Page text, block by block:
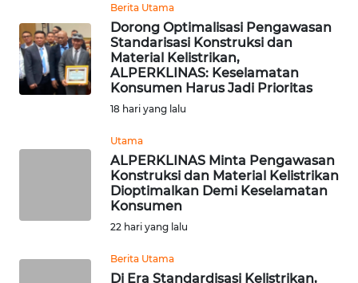
Berita Utama
Dorong Optimalisasi Pengawasan
Standarisasi Konstruksi dan
Material Kelistrikan,
ALPERKLINAS: Keselamatan
Konsumen Harus Jadi Prioritas
18 hari yang lalu
Utama
ALPERKLINAS Minta Pengawasan
Konstruksi dan Material Kelistrikan
Dioptimalkan Demi Keselamatan
Konsumen
22 hari yang lalu
Berita Utama
Di Era Standardisasi Kelistrikan,
WN
RIAU
WN